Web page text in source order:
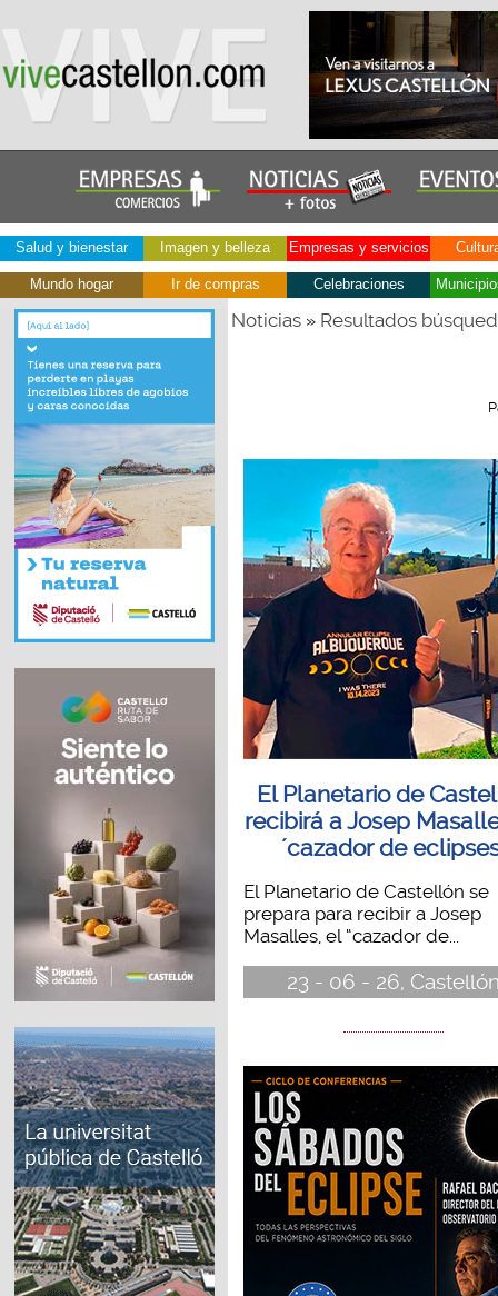
Salud y bienestar Imagen y belleza Empresas y servicios
Mundo hogar Ir de compras Celebraciones
Noticias» Resultados
El Planetario de
recibirá a Josep
´cazador de
El Planetario de Castellón se
prepara para recibir a Josep
Masalles, el “cazador de...
23 - 06 - 26,